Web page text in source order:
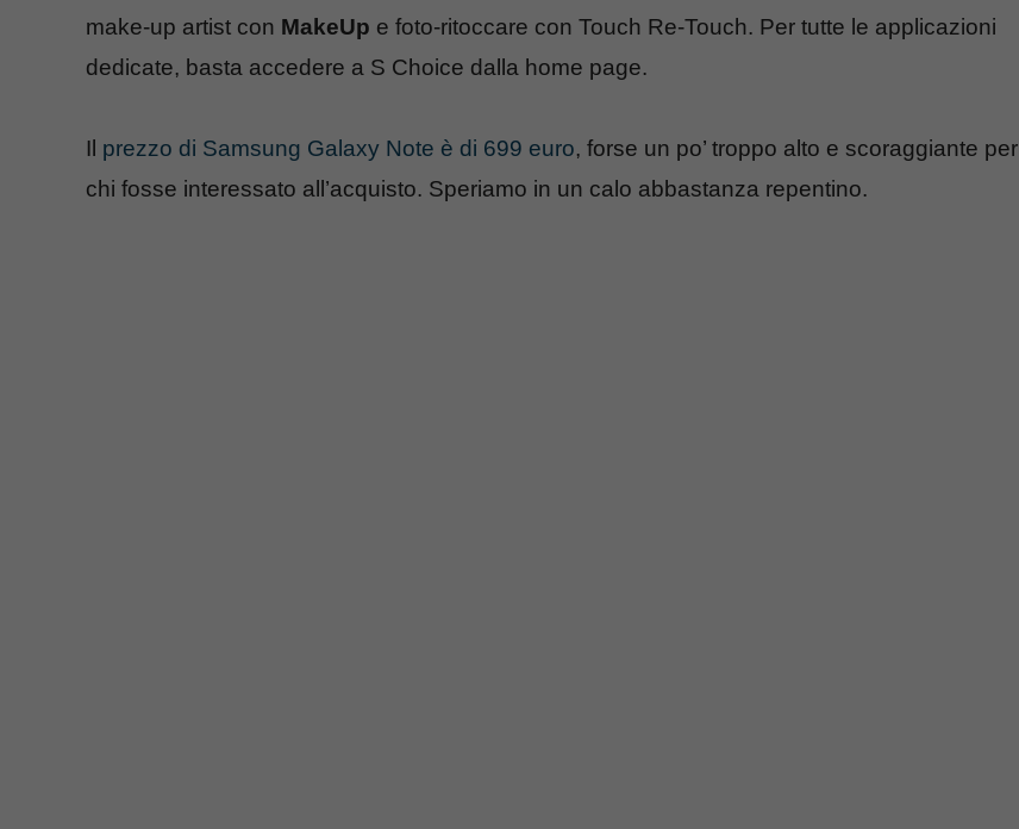
make-up artist con MakeUp e foto-ritoccare con Touch Re-Touch. Per tutte le applicazioni
dedicate, basta accedere a S Choice dalla home page.
Il prezzo di Samsung Galaxy Note è di 699 euro, forse un po’ troppo alto e scoraggiante per
chi fosse interessato all’acquisto. Speriamo in un calo abbastanza repentino.